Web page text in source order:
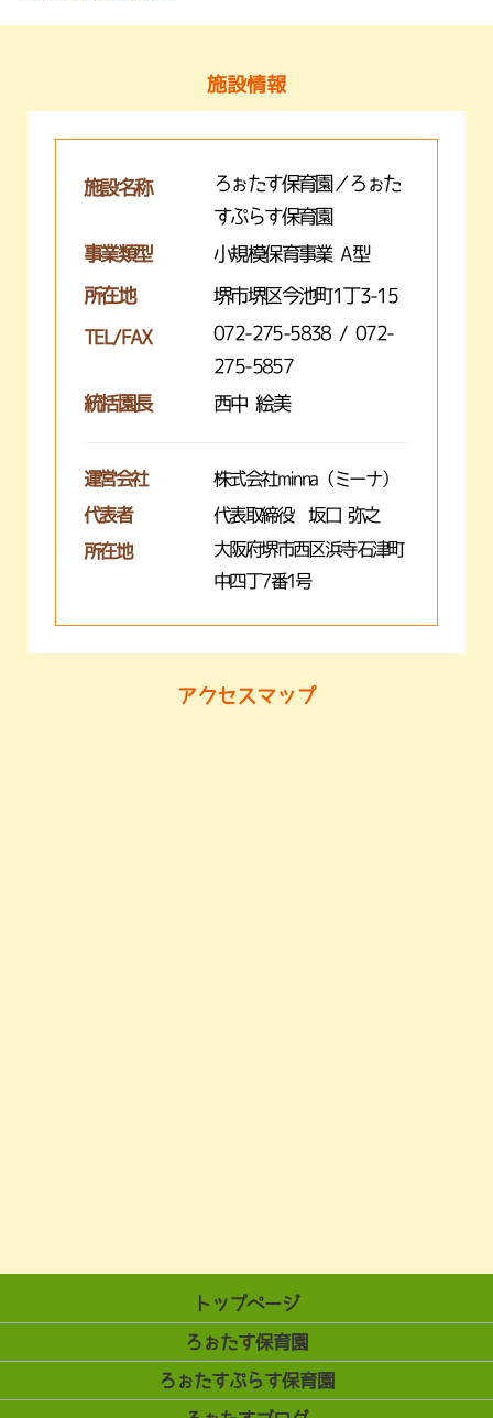
施設情報
施設名称
ろぉたす保育園／ろぉた
すぷらす保育園
事業類型
小規模保育事業 A型
所在地 堺市堺区今池町1丁3-15
TEL/FAX
072-275-5838 / 072-
275-5857
統括園長
西中 絵美
運営会社 株式会社minna（ミーナ）
代表者 代表取締役 坂口 弥之
所在地
大阪府堺市西区浜寺石津町
中四丁7番1号
アクセスマップ
トップページ
ろぉたす保育園
ろぉたすぷらす保育園